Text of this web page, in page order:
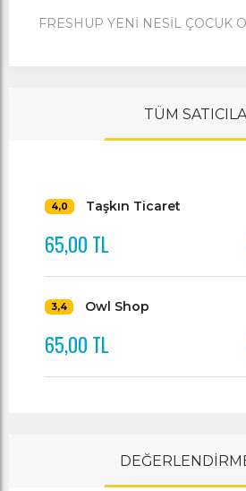
FRESHUP YENİ NESİL ÇOCUK
TÜM
4,0 Taşkın Ticaret
65,00 TL
3,4 Owl Shop
65,00 TL